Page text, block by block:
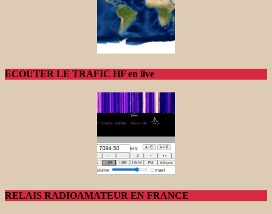
ECOUTER LE TRAFIC HF en live
RELAIS RADIOAMATEUR EN FRANCE